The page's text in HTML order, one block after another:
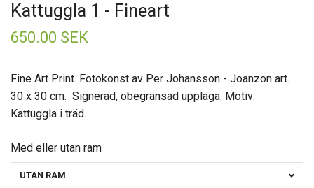
Kattuggla 1 - Fineart
650.00 SEK
Fine Art Print. Fotokonst av Per Johansson - Joanzon art.
30 x 30 cm. Signerad, obegränsad upplaga. Motiv:
Kattuggla i träd.
Med eller utan ram
UTAN RAM